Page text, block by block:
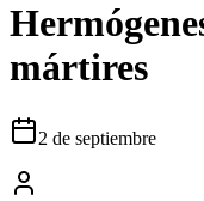
mártires
2 de septiembre